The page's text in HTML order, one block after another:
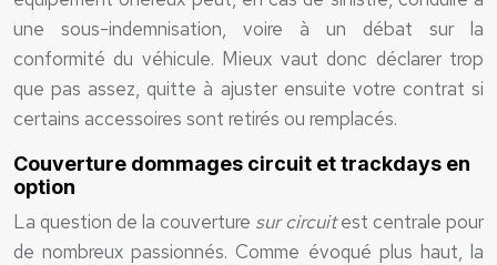
une sous-indemnisation, voire à un débat sur la
conformité du véhicule. Mieux vaut donc déclarer trop
que pas assez, quitte à ajuster ensuite votre contrat si
certains accessoires sont retirés ou remplacés.
Couverture dommages circuit et trackdays en
option
La question de la couverture sur circuitest centrale pour
de nombreux passionnés. Comme évoqué plus haut, la